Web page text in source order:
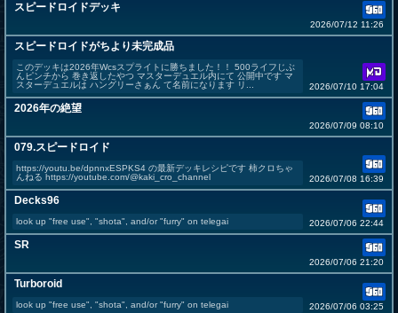
スピードロイドデッキ
2026/07/12 11:26
スピードロイドがちより未完成品
このデッキは2026年Wcsスプライトに勝ちました！！ 500ライフじぶ
んピンチから 巻き返したやつ マスターデュエル内にて 公開中です マ
スターデュエルは ハングリーさぁん て名前になります リ...
2026/07/10 17:04
2026年の絶望
2026/07/09 08:10
079.スピードロイド
https://youtu.be/dpnnxESPKS4 の最新デッキレシピです 柿クロちゃ
んねる https://youtube.com/@kaki_cro_channel
2026/07/08 16:39
Decks96
look up "free use", "shota", and/or "furry" on telegai 2026/07/06 22:44
SR
2026/07/06 21:20
Turboroid
look up "free use", "shota", and/or "furry" on telegai 2026/07/06 03:25